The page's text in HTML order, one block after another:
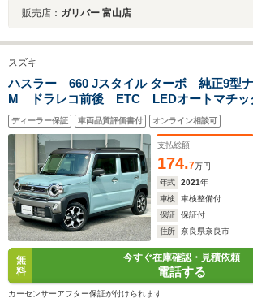
販売店： ガリバー 富山店
スズキ
ハスラー 660 Jスタイル ターボ 純正9型
M ドラレコ前後 ETC LEDオートマチッ
ム 前席シートヒータ レーダークルコン
ト スマートキー 衝突被害軽減ブレーキ
防止 障害物センサ
ディーラー保証 車両品質評価書付 オンライン相談可
支払総額
174.7万円
年式
2021年
車検
車検整備付
保証
保証付
住所
奈良県奈良市
無
料
今すぐ在庫確認・見積依頼
電話する
カーセンサーアフター保証が付けられます